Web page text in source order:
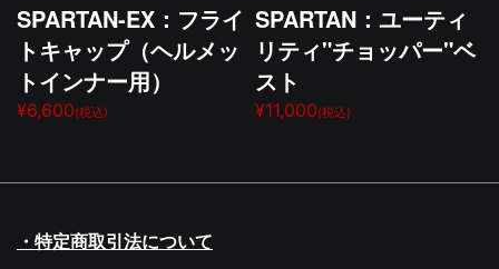
SPARTAN-EX：フライ
トキャップ（ヘルメッ
トインナー用）
¥6,600(税込)
SPARTAN：ユーティ
リティ"チョッパー"ベ
スト
¥11,000(税込)
・特定商取引法について